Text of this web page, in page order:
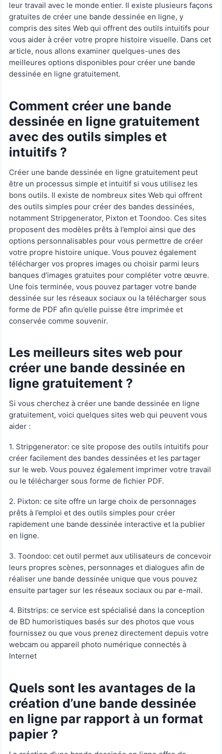
leur travail avec le monde entier. Il existe plusieurs façons
gratuites de créer une bande dessinée en ligne, y
compris des sites Web qui offrent des outils intuitifs pour
vous aider à créer votre propre histoire visuelle. Dans cet
article, nous allons examiner quelques-unes des
meilleures options disponibles pour créer une bande
dessinée en ligne gratuitement.
Comment créer une bande
dessinée en ligne gratuitement
avec des outils simples et
intuitifs ?
Créer une bande dessinée en ligne gratuitement peut
être un processus simple et intuitif si vous utilisez les
bons outils. Il existe de nombreux sites Web qui offrent
des outils simples pour créer des bandes dessinées,
notamment Stripgenerator, Pixton et Toondoo. Ces sites
proposent des modèles prêts à l’emploi ainsi que des
options personnalisables pour vous permettre de créer
votre propre histoire unique. Vous pouvez également
télécharger vos propres images ou choisir parmi leurs
banques d’images gratuites pour compléter votre œuvre.
Une fois terminée, vous pouvez partager votre bande
dessinée sur les réseaux sociaux ou la télécharger sous
forme de PDF afin qu’elle puisse être imprimée et
conservée comme souvenir.
Les meilleurs sites web pour
créer une bande dessinée en
ligne gratuitement ?
Si vous cherchez à créer une bande dessinée en ligne
gratuitement, voici quelques sites web qui peuvent vous
aider :
1. Stripgenerator: ce site propose des outils intuitifs pour
créer facilement des bandes dessinées et les partager
sur le web. Vous pouvez également imprimer votre travail
ou le télécharger sous forme de fichier PDF.
2. Pixton: ce site offre un large choix de personnages
prêts à l’emploi et des outils simples pour créer
rapidement une bande dessinée interactive et la publier
en ligne.
3. Toondoo: cet outil permet aux utilisateurs de concevoir
leurs propres scènes, personnages et dialogues afin de
réaliser une bande dessinée unique que vous pouvez
ensuite partager sur les réseaux sociaux ou par e-mail.
4. Bitstrips: ce service est spécialisé dans la conception
de BD humoristiques basés sur des photos que vous
fournissez ou que vous prenez directement depuis votre
webcam ou appareil photo numérique connectés à
Internet
Quels sont les avantages de la
création d’une bande dessinée
en ligne par rapport à un format
papier ?